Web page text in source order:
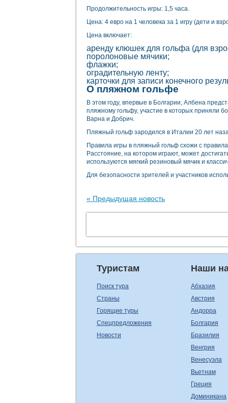
Продолжительность игры: 1,5 часа.
Цена: 4 евро на 1 человека за 1 игру (дети и
Цена включает:
аренду клюшек для гольфа (для
поролоновые мячики;
флажки;
оградительную ленту;
карточки для записи конечного
О пляжном гольфе
В этом году, впервые в Болгарии, Албена
пляжному гольфу, участие в которых приняли
Варна и Добрич.
Пляжный гольф зародился в Италии 20 лет
Правила игры в пляжный гольф схожи с
Расстояние, на котором играют, может
используются мягкий резиновый мячик и
Для безопасности зрителей и участников
« Предыдущая новость
Туристам
Поиск тура
Страны
Горящие туры
Спецпредложения
Новости
Наши
Абхазия
Австрия
Андорра
Болгария
Бразилия
Венгрия
Венесуэла
Вьетнам
Греция
Доминикана